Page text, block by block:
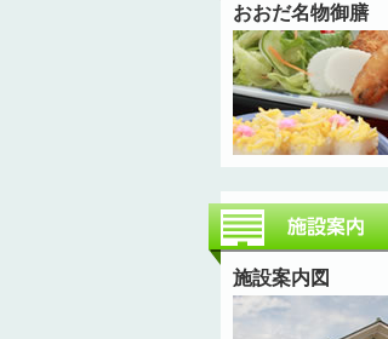
おおだ名物御膳
施設案内図